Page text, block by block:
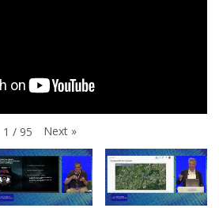
1 / 95 Next »